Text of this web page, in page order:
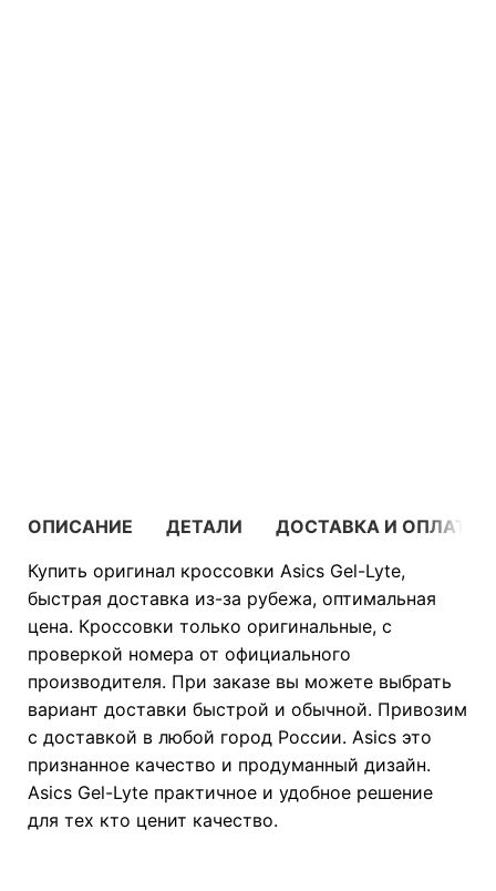
ОПИСАНИЕ ДЕТАЛИ
ДОСТАВКА И ОПЛАТА
Купить оригинал кроссовки Asics Gel-Lyte,
быстрая доставка из-за рубежа, оптимальная
цена. Кроссовки только оригинальные, с
проверкой номера от официального
производителя. При заказе вы можете выбрать
вариант доставки быстрой и обычной. Привозим
с доставкой в любой город России. Asics это
признанное качество и продуманный дизайн.
Asics Gel-Lyte практичное и удобное решение
для тех кто ценит качество.